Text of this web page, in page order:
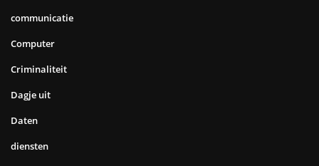
communicatie
Computer
Criminaliteit
Dagje uit
Daten
diensten